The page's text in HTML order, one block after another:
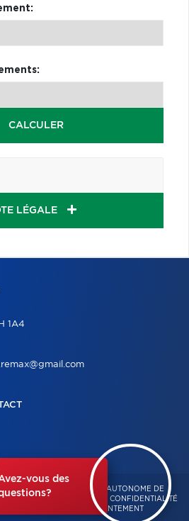
CALCULER
LÉGALE
vous des
1A4
INDÉPENDANT ET AUTONOME DE
RÉSERVÉS -
POLITIQUE DE CONFIDENTIALITÉ
GESTION DU CONSENTEMENT